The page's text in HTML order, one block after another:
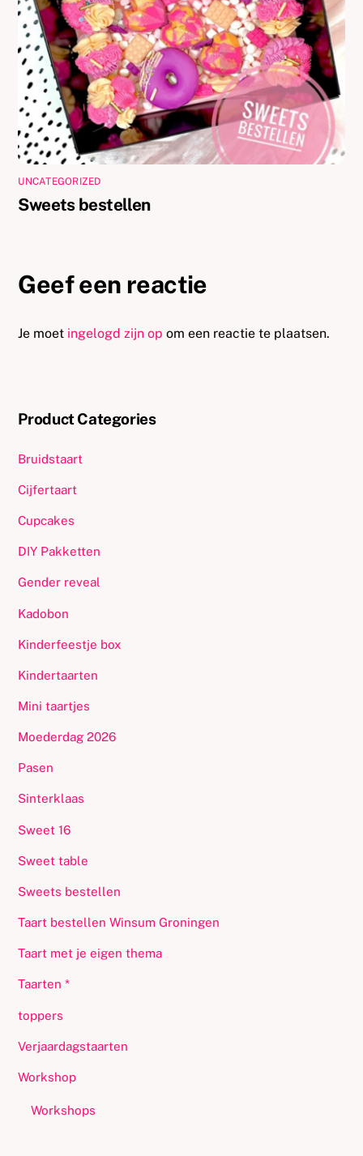
UNCATEGORIZED
Sweets bestellen
Geef een reactie
Je moet ingelogd zijn op om een reactie te plaatsen.
Product Categories
Bruidstaart
Cijfertaart
Cupcakes
DIY Pakketten
Gender reveal
Kadobon
Kinderfeestje box
Kindertaarten
Mini taartjes
Moederdag 2026
Pasen
Sinterklaas
Sweet 16
Sweet table
Sweets bestellen
Taart bestellen Winsum Groningen
Taart met je eigen thema
Taarten *
toppers
Verjaardagstaarten
Workshop
Workshops